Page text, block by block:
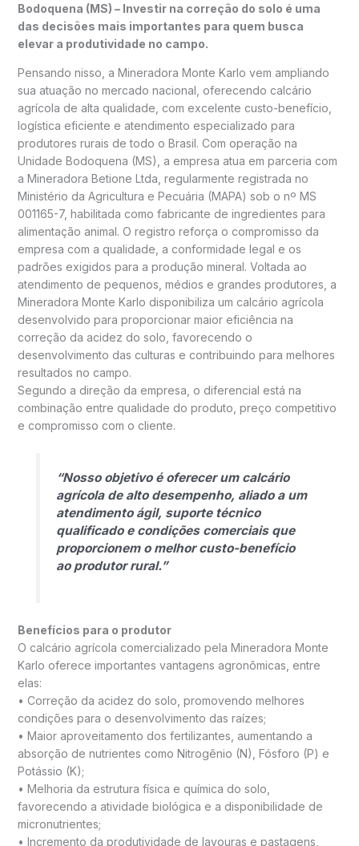
Bodoquena (MS) – Investir na correção do solo é uma
das decisões mais importantes para quem busca
elevar a produtividade no campo.
Pensando nisso, a Mineradora Monte Karlo vem ampliando
sua atuação no mercado nacional, oferecendo calcário
agrícola de alta qualidade, com excelente custo-benefício,
logística eficiente e atendimento especializado para
produtores rurais de todo o Brasil. Com operação na
Unidade Bodoquena (MS), a empresa atua em parceria com
a Mineradora Betione Ltda, regularmente registrada no
Ministério da Agricultura e Pecuária (MAPA) sob o nº MS
001165-7, habilitada como fabricante de ingredientes para
alimentação animal. O registro reforça o compromisso da
empresa com a qualidade, a conformidade legal e os
padrões exigidos para a produção mineral. Voltada ao
atendimento de pequenos, médios e grandes produtores, a
Mineradora Monte Karlo disponibiliza um calcário agrícola
desenvolvido para proporcionar maior eficiência na
correção da acidez do solo, favorecendo o
desenvolvimento das culturas e contribuindo para melhores
resultados no campo.
Segundo a direção da empresa, o diferencial está na
combinação entre qualidade do produto, preço competitivo
e compromisso com o cliente.
“Nosso objetivo é oferecer um calcário
agrícola de alto desempenho, aliado a um
atendimento ágil, suporte técnico
qualificado e condições comerciais que
proporcionem o melhor custo-benefício
ao produtor rural.”
Benefícios para o produtor
O calcário agrícola comercializado pela Mineradora Monte
Karlo oferece importantes vantagens agronômicas, entre
elas:
• Correção da acidez do solo, promovendo melhores
condições para o desenvolvimento das raízes;
• Maior aproveitamento dos fertilizantes, aumentando a
absorção de nutrientes como Nitrogênio (N), Fósforo (P) e
Potássio (K);
• Melhoria da estrutura física e química do solo,
favorecendo a atividade biológica e a disponibilidade de
micronutrientes;
• Incremento da produtividade de lavouras e pastagens,